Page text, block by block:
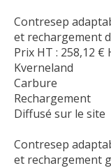
Contresep
et rechargement
Prix HT : 258,12 €
Kverneland
Carbure
Rechargement
Diffusé sur le site
Contresep
et rechargement